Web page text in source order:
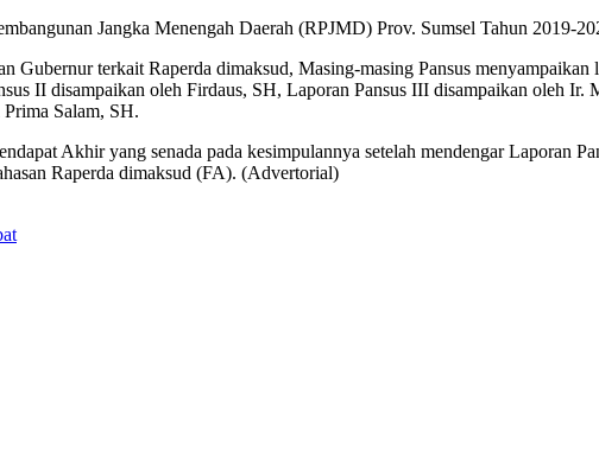
Jangka Menengah Daerah (RPJMD) Prov. Sumsel Tahun 2019-
Gubernur terkait Raperda dimaksud, Masing-masing Pansus menyampaikan
II disampaikan oleh Firdaus, SH, Laporan Pansus III disampaikan oleh
Salam, SH.
Akhir yang senada pada kesimpulannya setelah mendengar Laporan
Raperda dimaksud (FA). (Advertorial)